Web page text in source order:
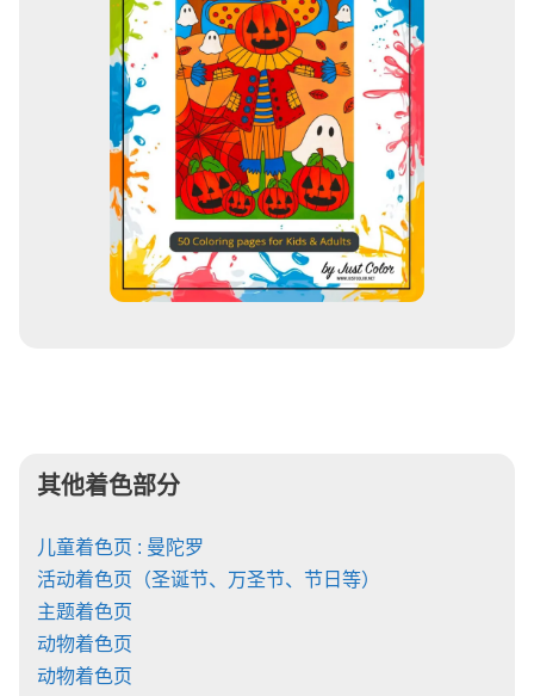
其他着色部分
儿童着色页 : 曼陀罗
活动着色页（圣诞节、万圣节、节日等）
主题着色页
动物着色页
动物着色页